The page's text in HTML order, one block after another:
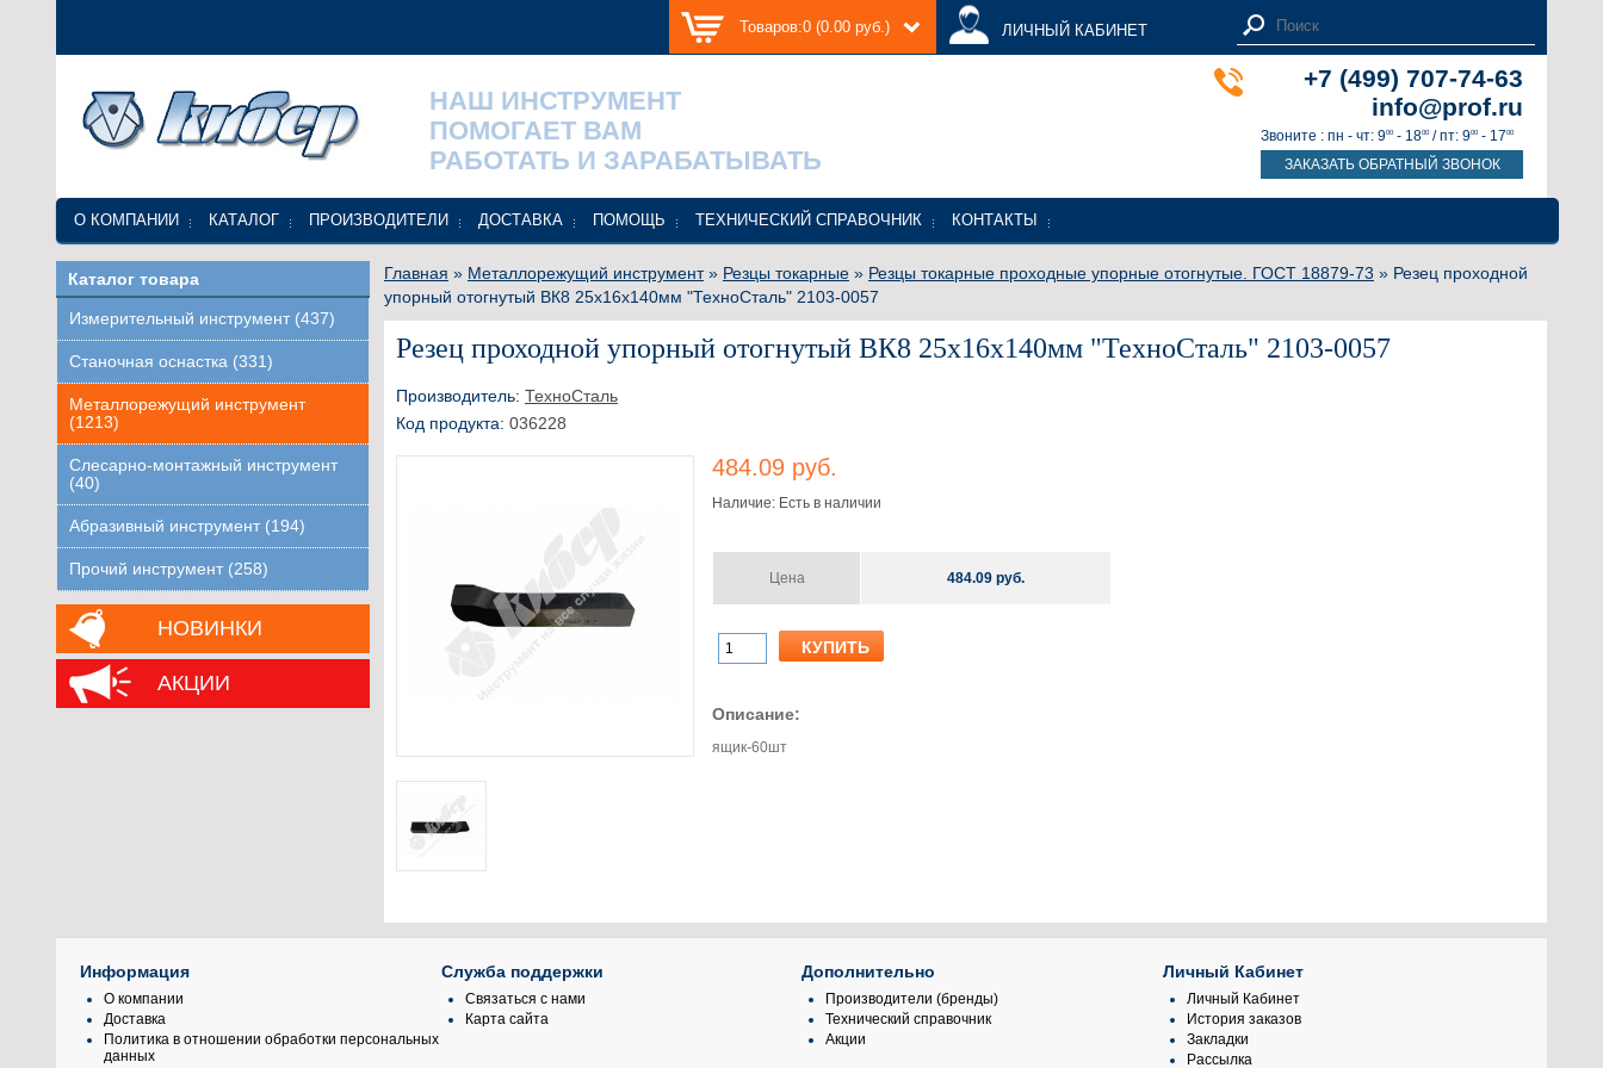
Товаров:0 (0.00 руб.) ЛИЧНЫЙ КАБИНЕТ
НАШ ИНСТРУМЕНТ
ПОМОГАЕТ ВАМ
РАБОТАТЬ И ЗАРАБАТЫВАТЬ
ЗАКАЗАТЬ ОБРАТНЫЙ ЗВОНОК
+7 (499) 707-74-63
info@prof.ru
Звоните : пн - чт: 900 - 1800 / пт: 900 - 1700
О КОМПАНИИ КАТАЛОГ ПРОИЗВОДИТЕЛИ ДОСТАВКА ПОМОЩЬ ТЕХНИЧЕСКИЙ СПРАВОЧНИК КОНТАКТЫ
Каталог товара
Измерительный инструмент (437)
Станочная оснастка (331)
Металлорежущий инструмент
(1213)
Слесарно-монтажный инструмент
(40)
Абразивный инструмент (194)
Прочий инструмент (258)
НОВИНКИ
АКЦИИ
Главная » Металлорежущий инструмент» Резцы токарные » Резцы токарные проходные упорные отогнутые. ГОСТ 18879-73 » Резец проходной
упорный отогнутый ВК8 25х16х140мм "ТехноСталь" 2103-0057
Резец проходной упорный отогнутый ВК8 25х16х140мм "ТехноСталь" 2103-0057
Производитель: ТехноСталь
Код продукта: 036228
484.09 руб.
Наличие: Есть в наличии
Цена 484.09 руб.
Описание:
ящик-60шт
Информация
О компании
Доставка
Политика в отношении обработки персональных
данных
Служба поддержки
Связаться с нами
Карта сайта
Дополнительно
Производители (бренды)
Технический справочник
Акции
Личный Кабинет
Личный Кабинет
История заказов
Закладки
Рассылка